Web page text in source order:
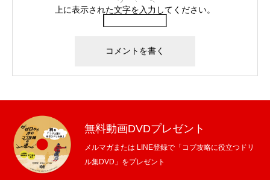
上に表示された文字を入力してください。
無料動画DVDプレゼント
メルマガまたは LINE登録で「コブ攻略に役立つドリ
ル集DVD」をプレゼント